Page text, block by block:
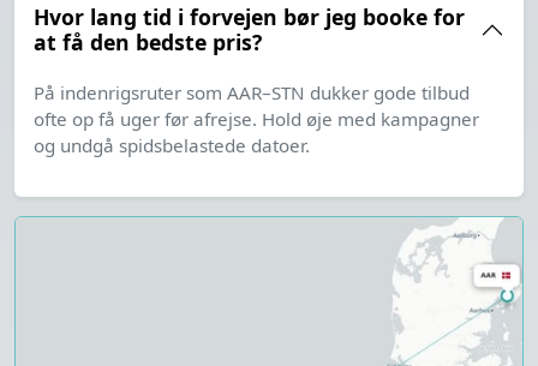
Hvor lang tid i forvejen bør jeg booke for
at få den bedste pris?
På indenrigsruter som AAR–STN dukker gode tilbud
ofte op få uger før afrejse. Hold øje med kampagner
og undgå spidsbelastede datoer.